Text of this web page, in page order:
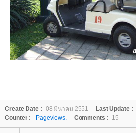
Create Date : 08 มีนาคม 2551 Last Update :
Counter :
Pageviews. Comments : 15